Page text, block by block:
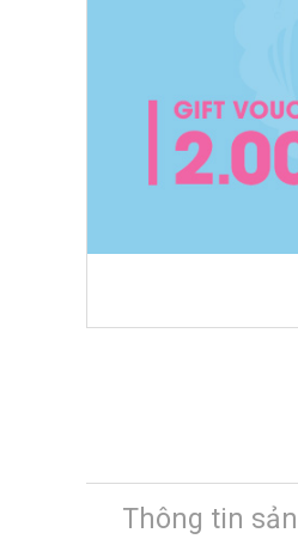
Thông tin